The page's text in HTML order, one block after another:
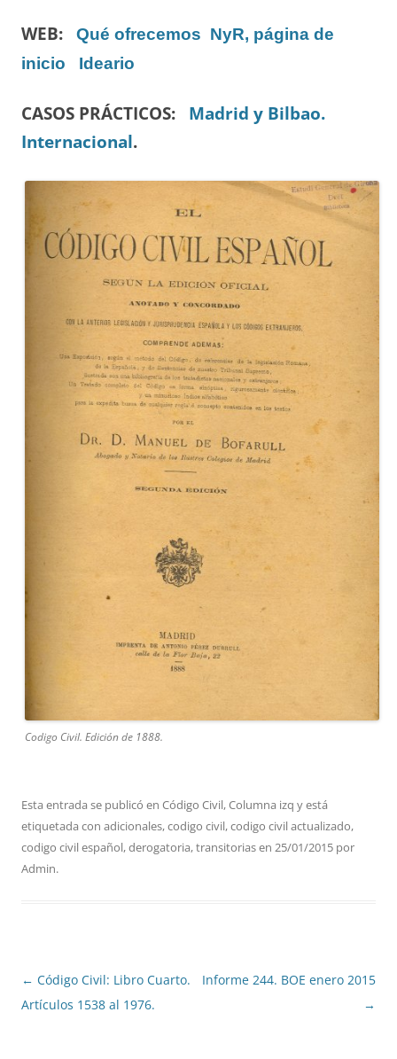
WEB: Qué ofrecemos NyR, página de
inicio
Ideario
CASOS PRÁCTICOS: Madrid y Bilbao.
Internacional.
Codigo Civil. Edición de 1888.
Esta entrada se publicó en Código Civil,Columna izq y está
etiquetada con adicionales,codigo civil,codigo civil actualizado,
codigo civil español,derogatoria,transitoriasen 25/01/2015 por
Admin.
Navegación
de
← Código Civil: Libro Cuarto.
Artículos 1538 al 1976.
Informe 244. BOE enero 2015
→